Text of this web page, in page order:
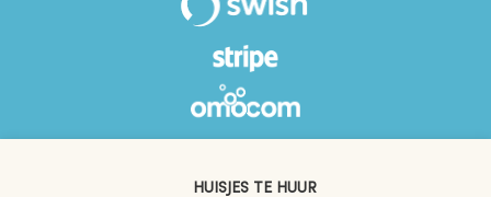
HUISJES TE HUUR